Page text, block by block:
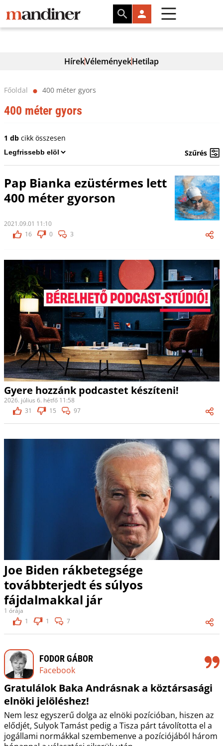
HírekVéleményekHetilap
Főoldal ⬤ 400 méter gyors
400 méter gyors
1 dbcikk összesen
Szűrés
Pap Bianka ezüstérmes lett
400 méter gyorson
2021.09.01 11:10
16
0 3
Gyere hozzánk podcastet készíteni!
2026. július 6. hétfő 11:58
31
15 97
Joe Biden rákbetegsége
továbbterjedt és súlyos
fájdalmakkal jár
1 órája
1
1 7
FODOR GÁBOR
Facebook
Gratulálok Baka Andrásnak a köztársasági
elnöki jelöléshez!
Nem lesz egyszerű dolga az elnöki pozícióban, hiszen az
elődjét, Sulyok Tamást pedig a Tisza párt távolította el a
jogállami normákkal szembemenve a pozíciójából három